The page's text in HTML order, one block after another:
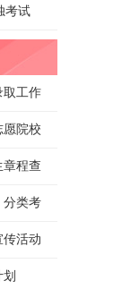
考试
取工作
愿院校
章程查
分类考
传活动